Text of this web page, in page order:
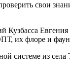
свои
их флоре и
системе из